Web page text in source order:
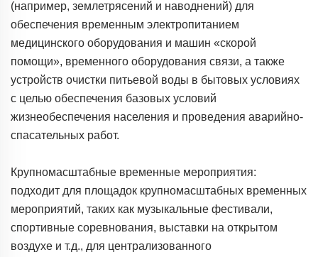
(например, землетрясений и наводнений) для
обеспечения временным электропитанием
медицинского оборудования и машин «скорой
помощи», временного оборудования связи, а также
устройств очистки питьевой воды в бытовых условиях
с целью обеспечения базовых условий
жизнеобеспечения населения и проведения аварийно-
спасательных работ.
Крупномасштабные временные мероприятия:
подходит для площадок крупномасштабных временных
мероприятий, таких как музыкальные фестивали,
спортивные соревнования, выставки на открытом
воздухе и т.д., для централизованного